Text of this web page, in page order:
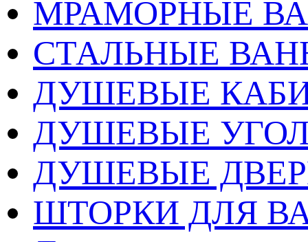
МРАМОРНЫЕ
СТАЛЬНЫЕ
ДУШЕВЫЕ
ДУШЕВЫЕ
ДУШЕВЫЕ
ШТОРКИ ДЛЯ